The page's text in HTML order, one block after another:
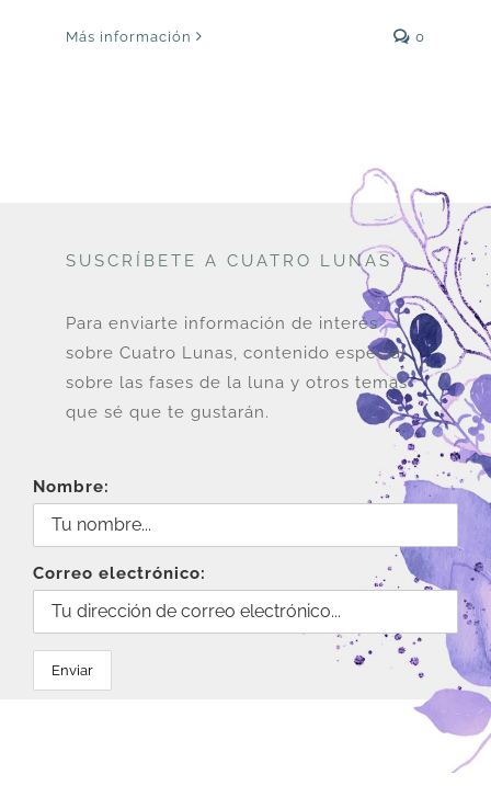
Más información 0
SUSCRÍBETE A CUATRO LUNAS
Para enviarte información de interés
sobre Cuatro Lunas, contenido especial
sobre las fases de la luna y otros temas
que sé que te gustarán.
Nombre:
Correo electrónico: